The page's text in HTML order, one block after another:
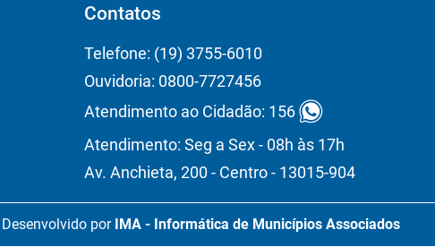
Contatos
Telefone: (19) 3755-6010
Ouvidoria: 0800-7727456
Atendimento ao Cidadão: 156
Atendimento: Seg a Sex - 08h às 17h
Av. Anchieta, 200 - Centro - 13015-904
Desenvolvido por IMA - Informática de Municípios Associados